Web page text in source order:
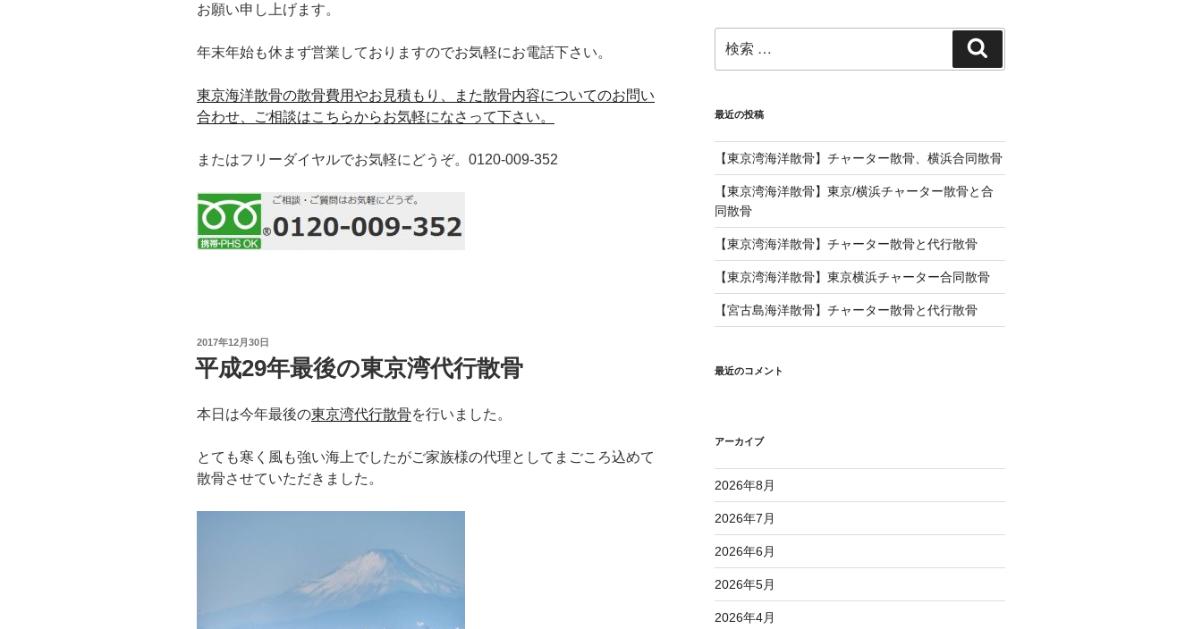
お願い申し上げます。
年末年始も休まず営業しておりますのでお気軽にお電話下さい。
東京海洋散骨の散骨費用やお見積もり、また散骨内容についてのお問い
合わせ、ご相談はこちらからお気軽になさって下さい。
またはフリーダイヤルでお気軽にどうぞ。0120-009-352
投
稿
日:
2017年12月30日
平成29年最後の東京湾代行散骨
本日は今年最後の東京湾代行散骨を行いました。
とても寒く風も強い海上でしたがご家族様の代理としてまごころ込めて
散骨させていただきました。
索:
索
最近の投稿
【東京湾海洋散骨】チャーター散骨、横浜合同散骨
【東京湾海洋散骨】東京/横浜チャーター散骨と合
同散骨
【東京湾海洋散骨】チャーター散骨と代行散骨
【東京湾海洋散骨】東京横浜チャーター合同散骨
【宮古島海洋散骨】チャーター散骨と代行散骨
最近のコメント
アーカイブ
2026年8月
2026年7月
2026年6月
2026年5月
2026年4月